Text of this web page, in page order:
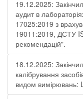
19.12.2025:
аудит в
17025:2019 з
19011:2019, ДСТУ
рекомендацій".
18.12.2025:
калібрування
видом